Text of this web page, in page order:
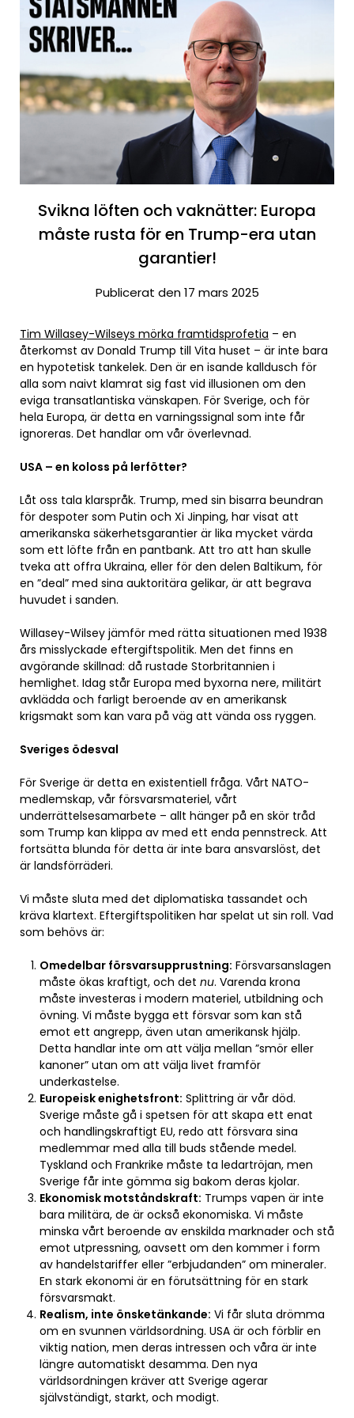
Svikna löften och vaknätter: Europa
måste rusta för en Trump-era utan
garantier!
Publicerat den 17 mars 2025
Tim Willasey-Wilseys mörka framtidsprofetia – en
återkomst av Donald Trump till Vita huset – är inte bara
en hypotetisk tankelek. Den är en isande kalldusch för
alla som naivt klamrat sig fast vid illusionen om den
eviga transatlantiska vänskapen. För Sverige, och för
hela Europa, är detta en varningssignal som inte får
ignoreras. Det handlar om vår överlevnad.
USA – en koloss på lerfötter?
Låt oss tala klarspråk. Trump, med sin bisarra beundran
för despoter som Putin och Xi Jinping, har visat att
amerikanska säkerhetsgarantier är lika mycket värda
som ett löfte från en pantbank. Att tro att han skulle
tveka att offra Ukraina, eller för den delen Baltikum, för
en ”deal” med sina auktoritära gelikar, är att begrava
huvudet i sanden.
Willasey-Wilsey jämför med rätta situationen med 1938
års misslyckade eftergiftspolitik. Men det finns en
avgörande skillnad: då rustade Storbritannien i
hemlighet. Idag står Europa med byxorna nere, militärt
avklädda och farligt beroende av en amerikansk
krigsmakt som kan vara på väg att vända oss ryggen.
Sveriges ödesval
För Sverige är detta en existentiell fråga. Vårt NATO-
medlemskap, vår försvarsmateriel, vårt
underrättelsesamarbete – allt hänger på en skör tråd
som Trump kan klippa av med ett enda pennstreck. Att
fortsätta blunda för detta är inte bara ansvarslöst, det
är landsförräderi.
Vi måste sluta med det diplomatiska tassandet och
kräva klartext. Eftergiftspolitiken har spelat ut sin roll. Vad
som behövs är:
Omedelbar försvarsupprustning: Försvarsanslagen
måste ökas kraftigt, och det nu. Varenda krona
måste investeras i modern materiel, utbildning och
övning. Vi måste bygga ett försvar som kan stå
emot ett angrepp, även utan amerikansk hjälp.
Detta handlar inte om att välja mellan ”smör eller
kanoner” utan om att välja livet framför
underkastelse.
Europeisk enighetsfront: Splittring är vår död.
Sverige måste gå i spetsen för att skapa ett enat
och handlingskraftigt EU, redo att försvara sina
medlemmar med alla till buds stående medel.
Tyskland och Frankrike måste ta ledartröjan, men
Sverige får inte gömma sig bakom deras kjolar.
Ekonomisk motståndskraft: Trumps vapen är inte
bara militära, de är också ekonomiska. Vi måste
minska vårt beroende av enskilda marknader och stå
emot utpressning, oavsett om den kommer i form
av handelstariffer eller ”erbjudanden” om mineraler.
En stark ekonomi är en förutsättning för en stark
försvarsmakt.
Realism, inte önsketänkande: Vi får sluta drömma
om en svunnen världsordning. USA är och förblir en
viktig nation, men deras intressen och våra är inte
längre automatiskt desamma. Den nya
världsordningen kräver att Sverige agerar
självständigt, starkt, och modigt.